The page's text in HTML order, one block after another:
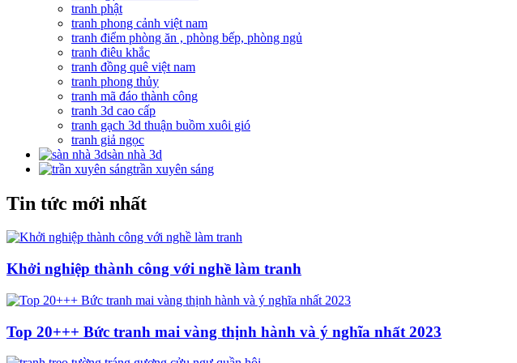
tranh phật
tranh phong cảnh việt nam
tranh điểm phòng ăn , phòng bếp, phòng ngủ
tranh điêu khắc
tranh đồng quê việt nam
tranh phong thủy
tranh mã đáo thành công
tranh 3d cao cấp
tranh gạch 3d thuận buồm xuôi gió
tranh giả ngọc
sàn nhà 3d
trần xuyên sáng
Tin tức mới nhất
Khởi nghiệp thành công với nghề làm tranh
Top 20+++ Bức tranh mai vàng thịnh hành và ý nghĩa nhất 2023